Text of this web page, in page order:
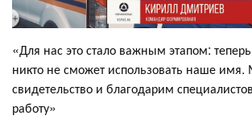
«Для нас это стало важным этапом:
никто не сможет использовать наше
свидетельство и благодарим
работу»